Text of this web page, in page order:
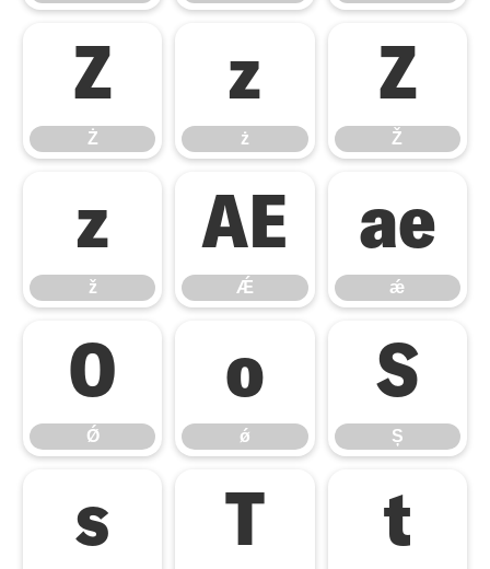
Ż
Ż
ż
ż
Ž
Ž
ž
ž
Ǽ
Ǽ
ǽ
ǽ
Ǿ
Ǿ
ǿ
ǿ
Ș
Ș
ș Ț ț